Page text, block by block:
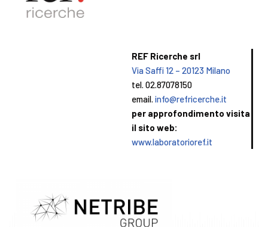
REF Ricerche srl
Via Saffi 12 – 20123 Milano
tel. 02.87078150
email. info@refricerche.it
per approfondimento visita
il sito web:
www.laboratorioref.it